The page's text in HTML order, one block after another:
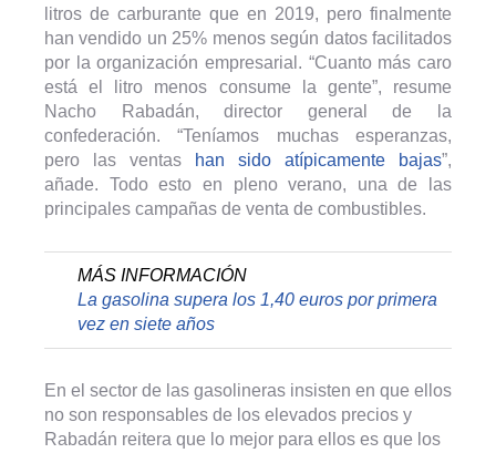
litros de carburante que en 2019, pero finalmente
han vendido un 25% menos según datos facilitados
por la organización empresarial. “Cuanto más caro
está el litro menos consume la gente”, resume
Nacho Rabadán, director general de la
confederación. “Teníamos muchas esperanzas,
pero las ventas
han sido atípicamente bajas”,
añade. Todo esto en pleno verano, una de las
principales campañas de venta de combustibles.
MÁS INFORMACIÓN
La gasolina supera los 1,40 euros por primera
vez en siete años
En el sector de las gasolineras insisten en que ellos
no son responsables de los elevados precios y
Rabadán reitera que lo mejor para ellos es que los